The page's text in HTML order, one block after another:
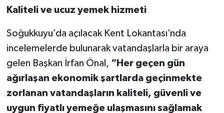
Kaliteli ve ucuz yemek hizmeti
Soğukkuyu’da açılacak Kent Lokantası’nda
incelemelerde bulunarak vatandaşlarla bir araya
gelen Başkan İrfan Önal, “Her geçen gün
ağırlaşan ekonomik şartlarda geçinmekte
zorlanan vatandaşların kaliteli, güvenli ve
uygun fiyatlı yemeğe ulaşmasını sağlamak